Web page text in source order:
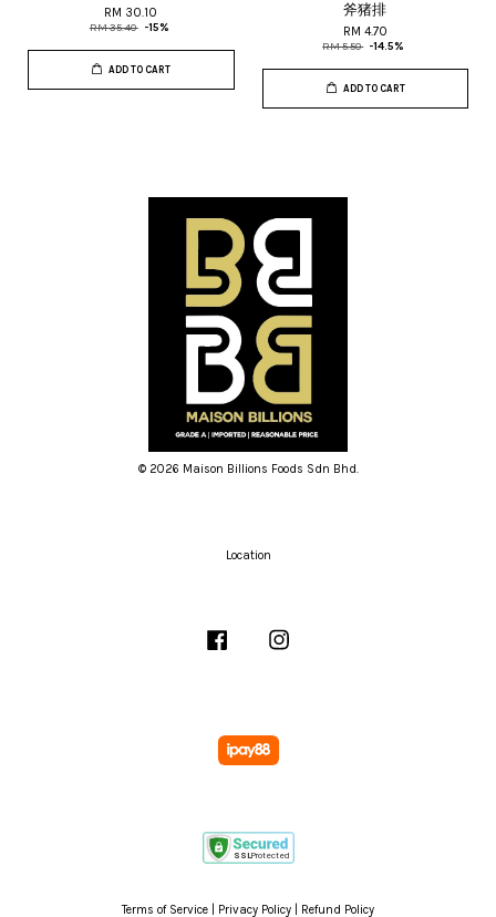
RM 30.10
RM 35.40 -15%
ADD TO CART
斧猪排
RM 4.70
RM 5.50 -14.5%
ADD TO CART
© 2026 Maison Billions Foods Sdn Bhd.
Location
Facebook
Terms of Service Privacy Policy Refund Policy